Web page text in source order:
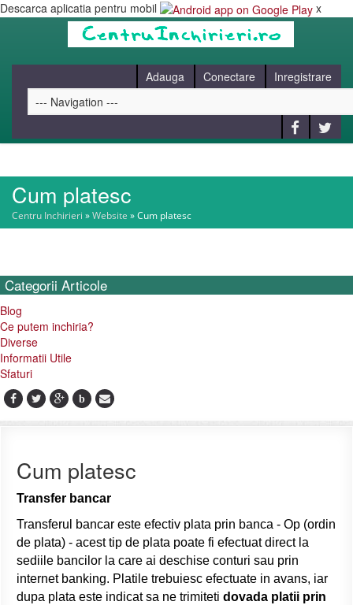
Descarca aplicatia pentru mobil x
Adauga Conectare Inregistrare
HOME
BLOG
CONTACT
Cum platesc
Centru Inchirieri »Website »Cum platesc
Categorii Articole
Blog
Ce putem inchiria?
Diverse
Informatii Utile
Sfaturi
b
Cum platesc
Transfer bancar
Transferul bancar este efectiv plata prin banca - Op (ordin
de plata) - acest tip de plata poate fi efectuat direct la
sediile bancilor la care ai deschise conturi sau prin
internet banking. Platile trebuiesc efectuate in avans, iar
dupa plata este indicat sa ne trimiteti dovada platii prin